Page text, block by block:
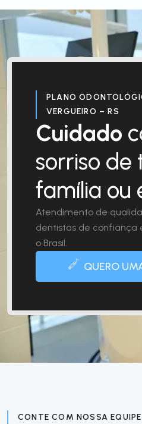
PLANO
VERGUEIRO – RS
Cuidado
sorriso de
família ou
Atendimento de
dentistas de confiança
o Brasil.
QUERO
CONTE COM NOSSA EQUIPE